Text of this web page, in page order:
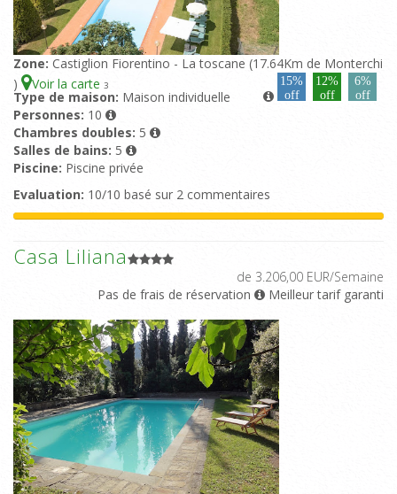
Zone: Castiglion Fiorentino - La toscane (17.64Km de Monterchi
)
Voir la carte 3
15%
off
12%
off
6%
off
Type de maison: Maison individuelle
Personnes: 10
Chambres doubles: 5
Salles de bains: 5
Piscine: Piscine privée
Evaluation: 10/10 basé sur 2 commentaires
Casa Liliana
de 3.206,00 EUR/Semaine
Pas de frais de réservation
Meilleur tarif garanti